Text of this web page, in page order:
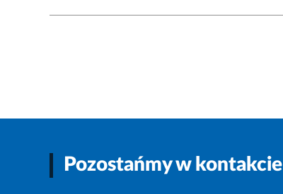
Pozostańmy w kontakcie